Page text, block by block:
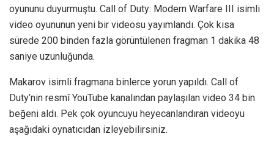
oyununu duyurmuştu. Call of Duty: Modern Warfare III isimli
video oyununun yeni bir videosu yayımlandı. Çok kısa
sürede 200 binden fazla görüntülenen fragman 1 dakika 48
saniye uzunluğunda.
Makarov isimli fragmana binlerce yorun yapıldı. Call of
Duty’nin resmî YouTube kanalından paylaşılan video 34 bin
beğeni aldı. Pek çok oyuncuyu heyecanlandıran videoyu
aşağıdaki oynatıcıdan izleyebilirsiniz.